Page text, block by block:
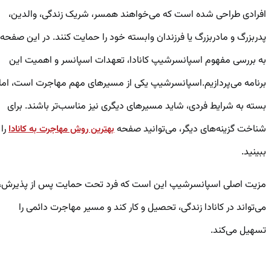
افرادی طراحی شده است که می‌خواهند همسر، شریک زندگی، والدین،
پدربزرگ و مادربزرگ یا فرزندان وابسته خود را حمایت کنند. در این صفحه،
به بررسی مفهوم اسپانسرشیپ کانادا، تعهدات اسپانسر و اهمیت این
برنامه می‌پردازیم.اسپانسرشیپ یکی از مسیرهای مهم مهاجرت است، اما
بسته به شرایط فردی، شاید مسیرهای دیگری نیز مناسب‌تر باشند. برای
شناخت گزینه‌های دیگر، می‌توانید صفحهبهترین روش مهاجرت به کانادارا
ببینید.
مزیت اصلی اسپانسرشیپ این است که فرد تحت حمایت پس از پذیرش،
می‌تواند در کانادا زندگی، تحصیل و کار کند و مسیر مهاجرت دائمی را
تسهیل می‌کند.